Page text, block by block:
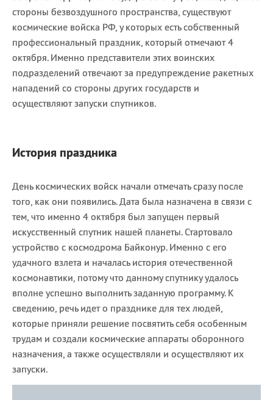
стороны безвоздушного пространства, существуют
космические войска РФ, у которых есть собственный
профессиональный праздник, который отмечают 4
октября. Именно представители этих воинских
подразделений отвечают за предупреждение ракетных
нападений со стороны других государств и
осуществляют запуски спутников.
История праздника
День космических войск начали отмечать сразу после
того, как они появились. Дата была назначена в связи с
тем, что именно 4 октября был запущен первый
искусственный спутник нашей планеты. Стартовало
устройство с космодрома Байконур. Именно с его
удачного взлета и началась история отечественной
космонавтики, потому что данному спутнику удалось
вполне успешно выполнить заданную программу. К
сведению, речь идет о празднике для тех людей,
которые приняли решение посвятить себя особенным
трудам и создали космические аппараты оборонного
назначения, а также осуществляли и осуществляют их
запуски.